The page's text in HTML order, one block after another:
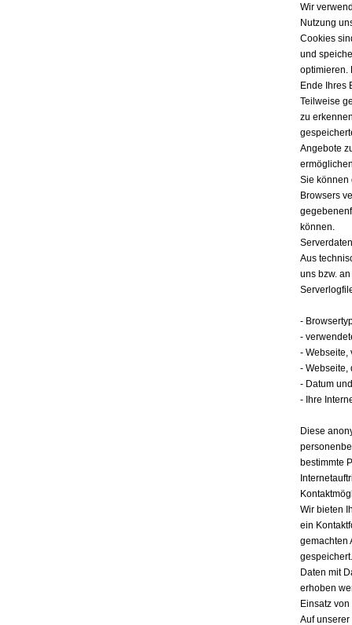
Wir
Nutzung
Cookies
und
optimieren.
Ende Ihres
Teilweise
zu
Angebote
Sie können
Browsers
können.
Serverdaten
Aus
uns bzw.
-
-
- Webseite,
- Webseite,
- Datum
- Ihre
Diese
bestimmte
Wir bieten
ein
gemachten
Daten mit
erhoben
Einsatz
Auf